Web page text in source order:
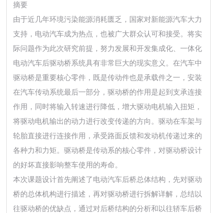
摘要
由于近几年环境污染能源消耗匮乏，国家对新能源汽车大力
支持，电动汽车成为热点，也被广大群众认可和接受。将实
际问题作为此次研究前提，努力发展和开发集成化、一体化
电动汽车后驱动桥系统具有非常巨大的现实意义。在汽车中
驱动桥是重要核心零件，既是传动件也是承载件之一，安装
在汽车传动系统最后一部分，驱动桥的作用是起到支承连接
作用，同时将输入转速进行降低，增大驱动电机输入扭矩，
将驱动电机输出的动力进行改变传递的方向。驱动在车架与
轮胎直接进行连接作用，承受路面反馈和发动机传递过来的
各种力和力矩。驱动桥是传动系的核心零件，对驱动桥设计
的好坏直接影响整车使用的寿命。
本次课题设计首先阐述了电动汽车后桥总体结构，先对驱动
桥的总体机构进行描述，再对驱动桥进行拆解详解，总结以
往驱动桥的优缺点，通过对后桥结构的分析和以往轿车后桥